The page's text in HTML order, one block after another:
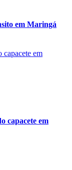
em Maringá
capacete em